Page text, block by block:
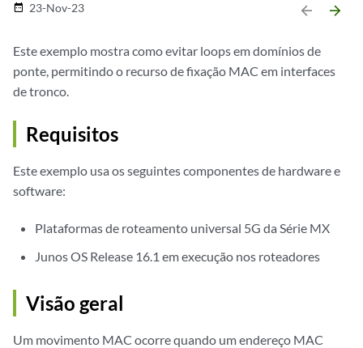
date_range 23-Nov-23 arrow_backward arrow_forward
Este exemplo mostra como evitar loops em domínios de
ponte, permitindo o recurso de fixação MAC em interfaces
de tronco.
Requisitos
Este exemplo usa os seguintes componentes de hardware e
software:
Plataformas de roteamento universal 5G da Série MX
Junos OS Release 16.1 em execução nos roteadores
Visão geral
Um movimento MAC ocorre quando um endereço MAC